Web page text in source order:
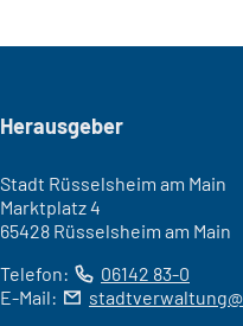
Seitenfuß
Herausgeber
Stadt Rüsselsheim am Main
Marktplatz 4
65428 Rüsselsheim am Main
Telefon:
06142 83-0
E-Mail:
stadtverwaltung